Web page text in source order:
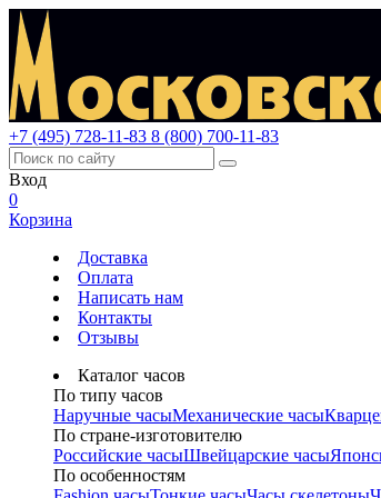
+7 (495) 728-11-83 8 (800) 700-11-83
Вход
0
Корзина
Доставка
Оплата
Написать нам
Контакты
Отзывы
Каталог часов
По типу часов
Наручные часыМеханические часы
По стране-изготовителю
Российские часыШвейцарские часы
По особенностям